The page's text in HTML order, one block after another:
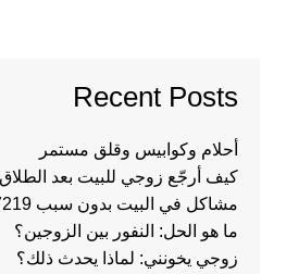
Recent Posts
أحلام وكوابيس وقلق مستمر
كيف أرجّع زوجي للبيت بعد
مشاكل في البيت بدون سبب 00905397697219
ما هو الحل: النفور بين الزوجين؟
زوجي يخونني: لماذا يحدث ذلك؟